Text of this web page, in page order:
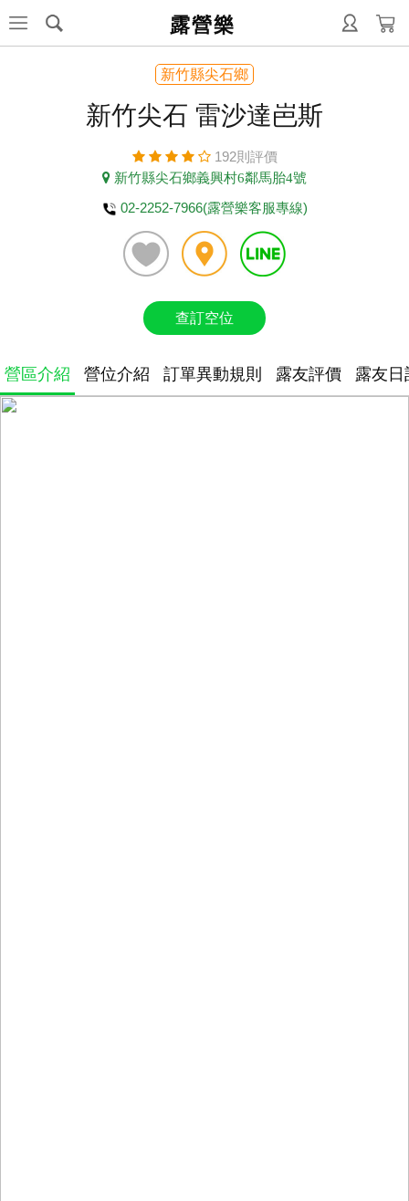
露營樂
新竹縣尖石鄉
新竹尖石 雷沙達岜斯
192則評價
新竹縣尖石鄉義興村6鄰馬胎4號
02-2252-7966(露營樂客服專線)
查訂空位
營區介紹 營位介紹 訂單異動規則 露友評價 露友日